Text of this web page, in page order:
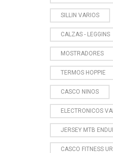
SILLIN VARIOS
CALZAS - LEGGINS
MOSTRADORES
TERMOS HOPPIE
CASCO NINOS
ELECTRONICOS
JERSEY MTB
CASCO FITNESS